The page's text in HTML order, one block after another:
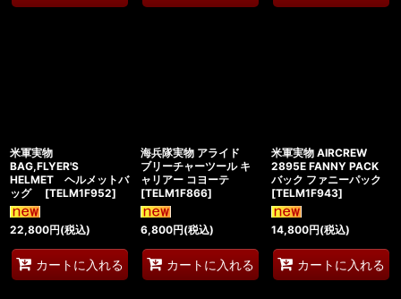
米軍実物
BAG,FLYER'S
HELMET ヘルメットバ
ッグ
[TELM1F952]
22,800円(税込)
カートに入れる
海兵隊実物 アライド
ブリーチャーツール キ
ャリアー コヨーテ
[TELM1F866]
6,800円(税込)
カートに入れる
米軍実物 AIRCREW
2895E FANNY PACK
バック ファニーパック
[TELM1F943]
14,800円(税込)
カートに入れる